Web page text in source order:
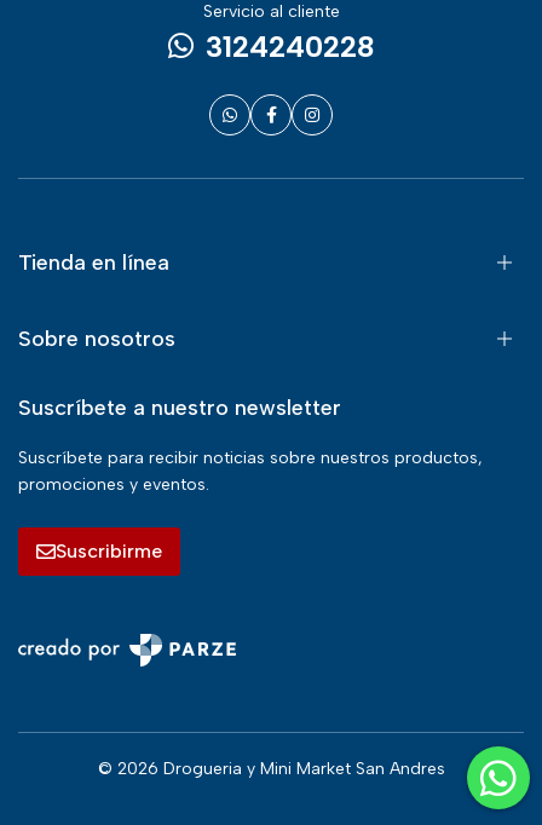
Servicio al cliente
3124240228
Tienda en línea
Sobre nosotros
Suscríbete a nuestro newsletter
Suscríbete para recibir noticias sobre nuestros productos,
promociones y eventos.
Suscribirme
© 2026 Drogueria y Mini Market San Andres